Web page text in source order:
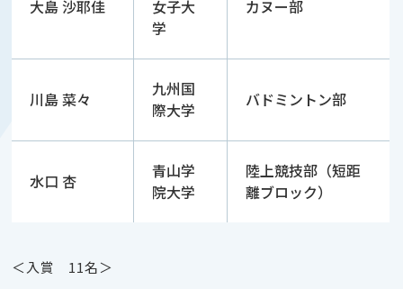
大島 沙耶佳
女子大
学
カヌー部
川島 菜々
九州国
際大学
バドミントン部
水口 杏
青山学
院大学
陸上競技部（短距
離ブロック）
＜入賞 11名＞